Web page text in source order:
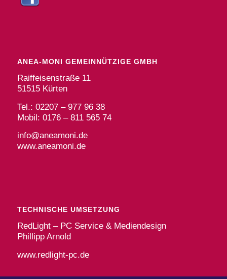
ANEA-MONI GEMEINNÜTZIGE GMBH
Raiffeisenstraße 11
51515 Kürten
Tel.: 02207 – 977 96 38
Mobil: 0176 – 811 565 74
info@aneamoni.de
www.aneamoni.de
TECHNISCHE UMSETZUNG
RedLight – PC Service & Mediendesign
Phillipp Arnold
www.redlight-pc.de